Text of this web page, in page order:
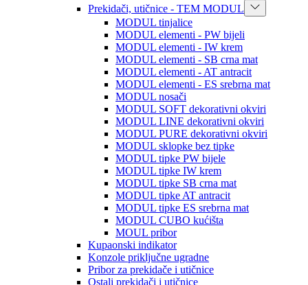
Prekidači, utičnice - TEM MODUL
MODUL tinjalice
MODUL elementi - PW bijeli
MODUL elementi - IW krem
MODUL elementi - SB crna mat
MODUL elementi - AT antracit
MODUL elementi - ES srebrna mat
MODUL nosači
MODUL SOFT dekorativni okviri
MODUL LINE dekorativni okviri
MODUL PURE dekorativni okviri
MODUL sklopke bez tipke
MODUL tipke PW bijele
MODUL tipke IW krem
MODUL tipke SB crna mat
MODUL tipke AT antracit
MODUL tipke ES srebrna mat
MODUL CUBO kućišta
MOUL pribor
Kupaonski indikator
Konzole priključne ugradne
Pribor za prekidače i utičnice
Ostali prekidači i utičnice